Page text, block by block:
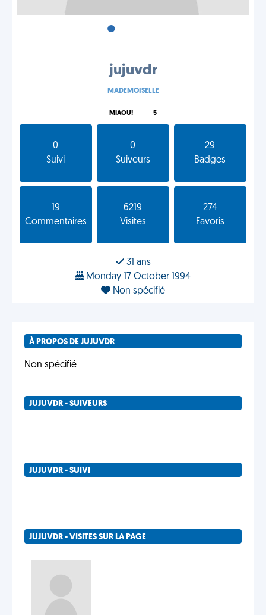
•
jujuvdr
MADEMOISELLE
MIAOU! 5
0
Suivi
0
Suiveurs
29
Badges
19
Commentaires
6219
Visites
274
Favoris
31 ans
Monday 17 October 1994
Non spécifié
À PROPOS DE JUJUVDR
Non spécifié
JUJUVDR - SUIVEURS
JUJUVDR - SUIVI
JUJUVDR - VISITES SUR LA PAGE